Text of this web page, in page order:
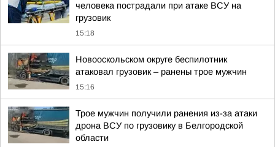
человека пострадали при атаке ВСУ на
грузовик
15:18
Новооскольском округе беспилотник
атаковал грузовик – ранены трое мужчин
15:16
Трое мужчин получили ранения из-за атаки
дрона ВСУ по грузовику в Белгородской
области